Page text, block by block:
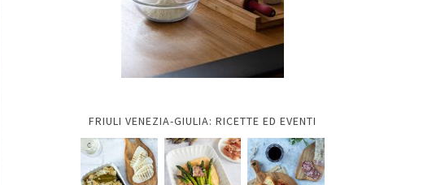
FRIULI VENEZIA-GIULIA: RICETTE ED EVENTI